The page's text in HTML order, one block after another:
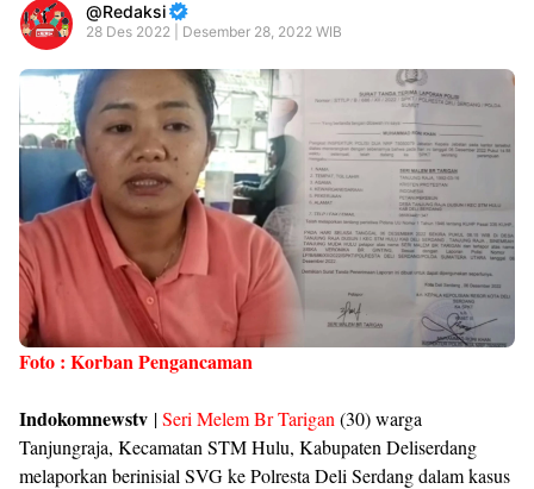
Redaksi
28 Des 2022 | Desember 28, 2022 WIB
Foto : Korban Pengancaman
Indokomnewstv |Seri Melem Br Tarigan (30) warga
Tanjungraja, Kecamatan STM Hulu, Kabupaten Deliserdang
melaporkan berinisial SVG ke Polresta Deli Serdang dalam kasus